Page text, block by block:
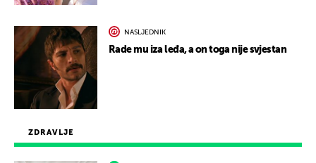
ZDRAVLJE
NASLJEDNIK
Rade mu iza leđa, a on toga nije svjestan